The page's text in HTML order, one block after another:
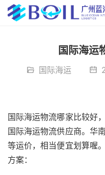
国际海运
国际海运
国际海运物流哪家比较好
国际海运物流供应商。华
等运价，相当便宜划算喔
方案：